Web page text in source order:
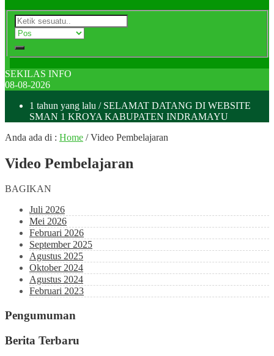
SEKILAS INFO
08-08-2026
1 tahun yang lalu / SELAMAT DATANG DI WEBSITE
SMAN 1 KROYA KABUPATEN INDRAMAYU
Anda ada di : Home /Video Pembelajaran
Video Pembelajaran
BAGIKAN
Juli 2026
Mei 2026
Februari 2026
September 2025
Agustus 2025
Oktober 2024
Agustus 2024
Februari 2023
Pengumuman
Berita Terbaru